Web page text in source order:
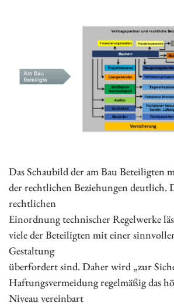
Das Schaubild der am Bau Beteiligten
der rechtlichen Beziehungen deutlich.
rechtlichen
Einordnung technischer Regelwerke
viele der Beteiligten mit einer
Gestaltung
überfordert sind. Daher wird „zur
Haftungsvermeidung regelmäßig das
Niveau vereinbart